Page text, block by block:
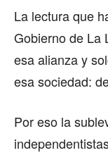
La lectura que
Gobierno de La
esa alianza y
esa sociedad:
Por eso la